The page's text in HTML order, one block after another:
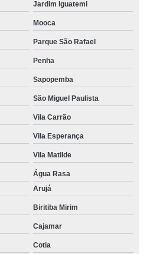
de barba Santa Cecília
preço Santa Isabel
Pacaembu
no cabelo Vila Prudente
Luz
Redondo
barba preço Jardim Europa
cabelo Brás
na barba Vila Curuçá
Jardim Iguatemi
Mooca
Parque São Rafael
Penha
Sapopemba
São Miguel Paulista
Vila Carrão
Vila Esperança
Vila Matilde
Água Rasa
Arujá
Biritiba Mirim
Cajamar
Cotia